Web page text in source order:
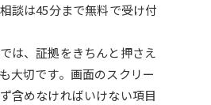
談は45分まで無料で受け付
は、証拠をきちんと押さえ
大切です。画面のスクリー
含めなければいけない項目